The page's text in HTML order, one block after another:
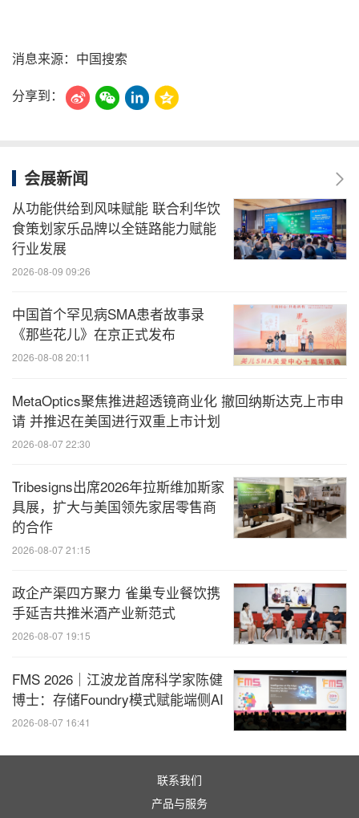
消息来源：中国搜索
分享到：
会展新闻
从功能供给到风味赋能 联合利华饮
食策划家乐品牌以全链路能力赋能
行业发展
2026-08-09 09:26
中国首个罕见病SMA患者故事录
《那些花儿》在京正式发布
2026-08-08 20:11
MetaOptics聚焦推进超透镜商业化 撤回纳斯达克上市申
请 并推迟在美国进行双重上市计划
2026-08-07 22:30
Tribesigns出席2026年拉斯维加斯家
具展，扩大与美国领先家居零售商
的合作
2026-08-07 21:15
政企产渠四方聚力 雀巢专业餐饮携
手延吉共推米酒产业新范式
2026-08-07 19:15
FMS 2026｜江波龙首席科学家陈健
博士：存储Foundry模式赋能端侧AI
2026-08-07 16:41
联系我们
产品与服务